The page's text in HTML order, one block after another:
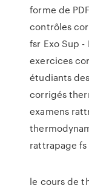
forme de
contrôles
fsr Exo Sup
exercices
étudiants
corrigés
examens
rattrapage
le cours de